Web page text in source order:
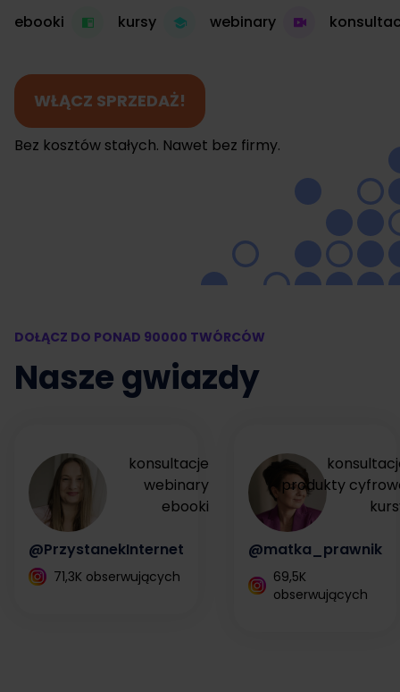
ebooki kursy webinary
WŁĄCZ SPRZEDAŻ!
Bez kosztów stałych. Nawet bez firmy.
DOŁĄCZ DO PONAD 90000 TWÓRCÓW
Nasze gwiazdy
konsultacje
webinary
ebooki
@PrzystanekInternet
71,3K obserwujących
produkty
@matka_prawnik
69,5K
obserwujących